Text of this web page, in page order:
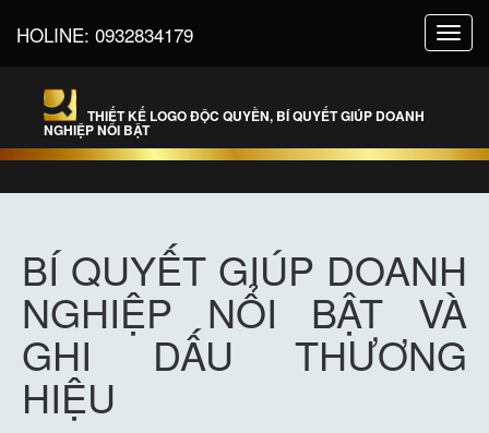
HOLINE: 0932834179
THIẾT KẾ LOGO ĐỘC QUYỀN, BÍ QUYẾT GIÚP DOANH
NGHIỆP NỔI BẬT
BÍ QUYẾT GIÚP DOANH
NGHIỆP NỔI BẬT VÀ
GHI DẤU THƯƠNG
HIỆU